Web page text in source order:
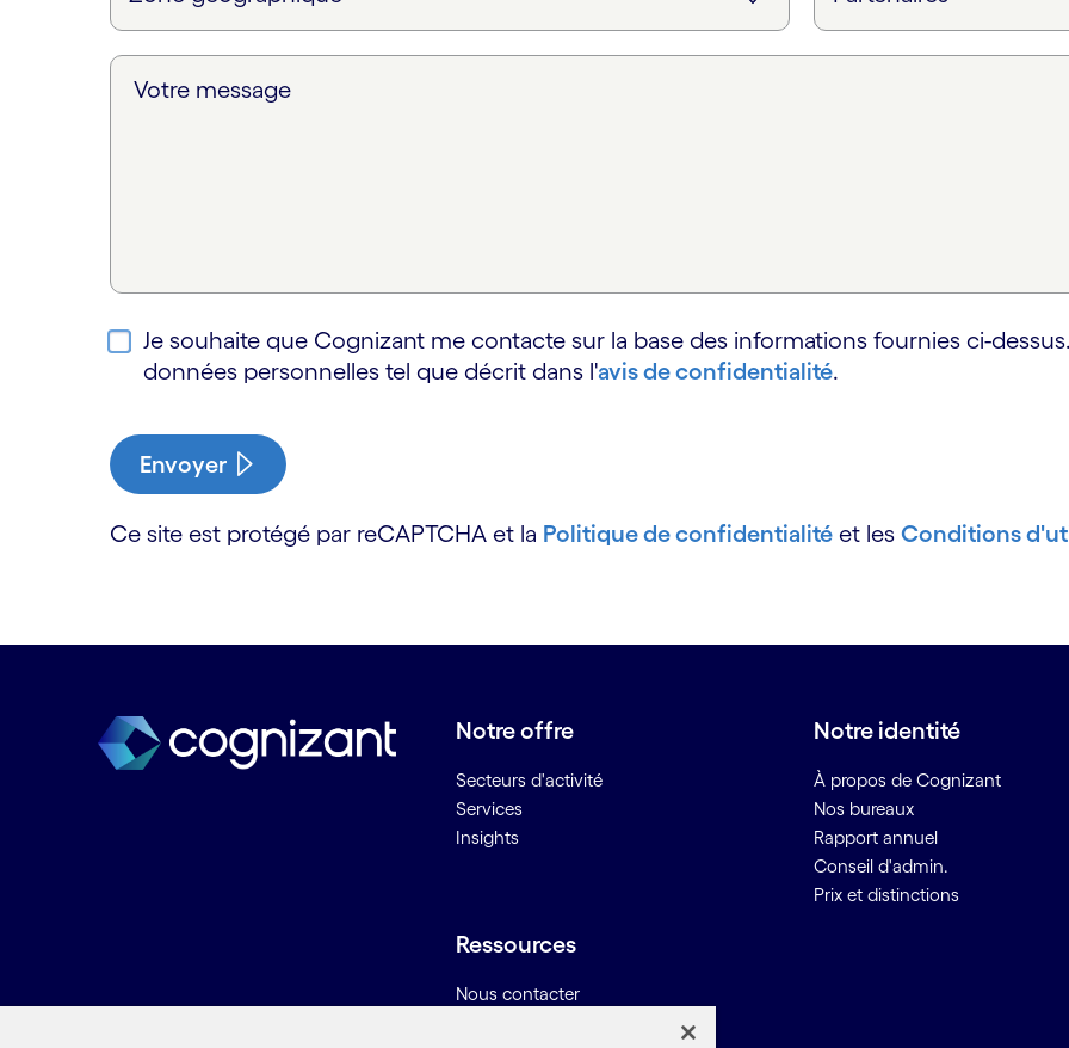
Votre message
Je souhaite que Cognizant me contacte sur la base des informations fournies ci-
données personnelles tel que décrit dans l'avis de confidentialité.
Envoyer
Ce site est protégé par reCAPTCHA et la Politique de confidentialité et les Conditions
Notre offre
Secteurs d'activité
Services
Insights
Notre identité
À propos de Cognizant
Nos bureaux
Rapport annuel
Conseil d'admin.
Prix et distinctions
Ressources
Nous contacter